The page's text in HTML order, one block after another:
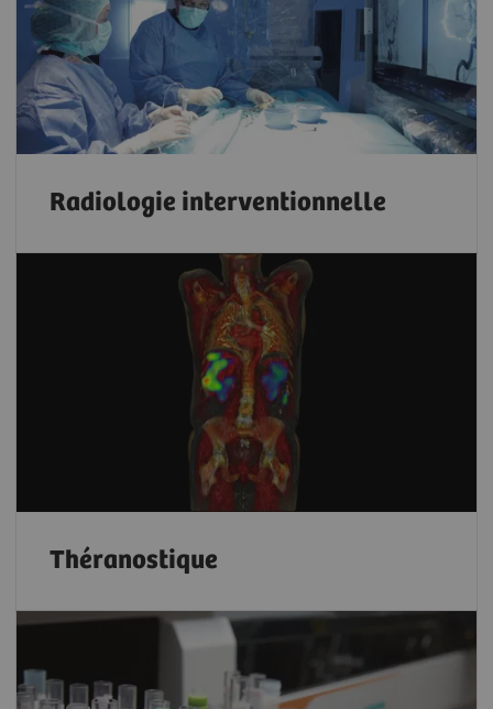
Radiologie interventionnelle
Théranostique